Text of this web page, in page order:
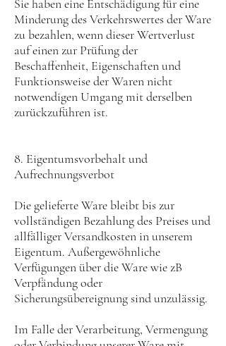
Sie haben eine Entschädigung für eine
Minderung des Verkehrswertes der Ware
zu bezahlen, wenn dieser Wertverlust
auf einen zur Prüfung der
Beschaffenheit, Eigenschaften und
Funktionsweise der Waren nicht
notwendigen Umgang mit derselben
zurückzuführen ist.
8. Eigentumsvorbehalt und
Aufrechnungsverbot
Die gelieferte Ware bleibt bis zur
vollständigen Bezahlung des Preises und
allfälliger Versandkosten in unserem
Eigentum. Außergewöhnliche
Verfügungen über die Ware wie zB
Verpfändung oder
Sicherungsübereignung sind unzulässig.
Im Falle der Verarbeitung, Vermengung